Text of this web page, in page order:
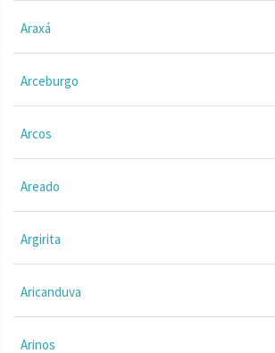
Araxá
Arceburgo
Arcos
Areado
Argirita
Aricanduva
Arinos